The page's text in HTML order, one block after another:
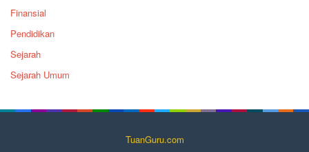
Finansial
Pendidikan
Sejarah
Sejarah Umum
TuanGuru.com